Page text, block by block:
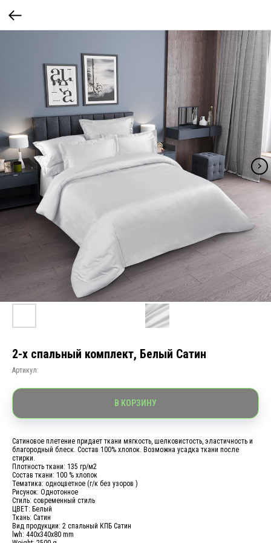
2-х спальный комплект, Белый Сатин
Артикул:
В КОРЗИНУ
Сатиновое плетение придает ткани мягкость, шелковистость, эластичность и
благородный блеск. Состав 100% хлопок. Возможна усадка ткани после
стирки.
Плотность ткани: 135 гр/м2
Состав ткани: 100 % хлопок
Тематика: одноцветное (г/к без узоров )
Рисунок: Однотонное
Стиль: современный стиль
ЦВЕТ: Белый
Ткань: Сатин
Вид продукции: 2 спальный КПБ Сатин
lwh: 440x340x80 mm